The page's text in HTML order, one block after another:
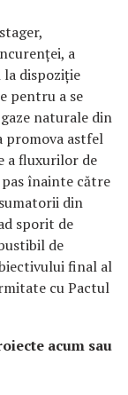
a
la dispoziție
pentru a se
naturale din
promova astfel
a fluxurilor de
înainte către
din
sporit de
de
final al
cu Pactul
acum sau